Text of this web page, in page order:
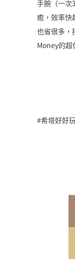
手腕（一次
癒，效率快
也省很多，
Money的超
#希塔好好